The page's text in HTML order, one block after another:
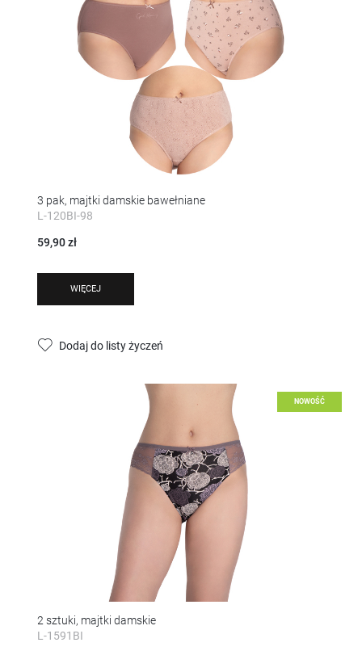
3 pak, majtki damskie bawełniane
L-120BI-98
59,90 zł
WIĘCEJ
Dodaj do listy życzeń
NOWOŚĆ
2 sztuki, majtki damskie
L-1591BI